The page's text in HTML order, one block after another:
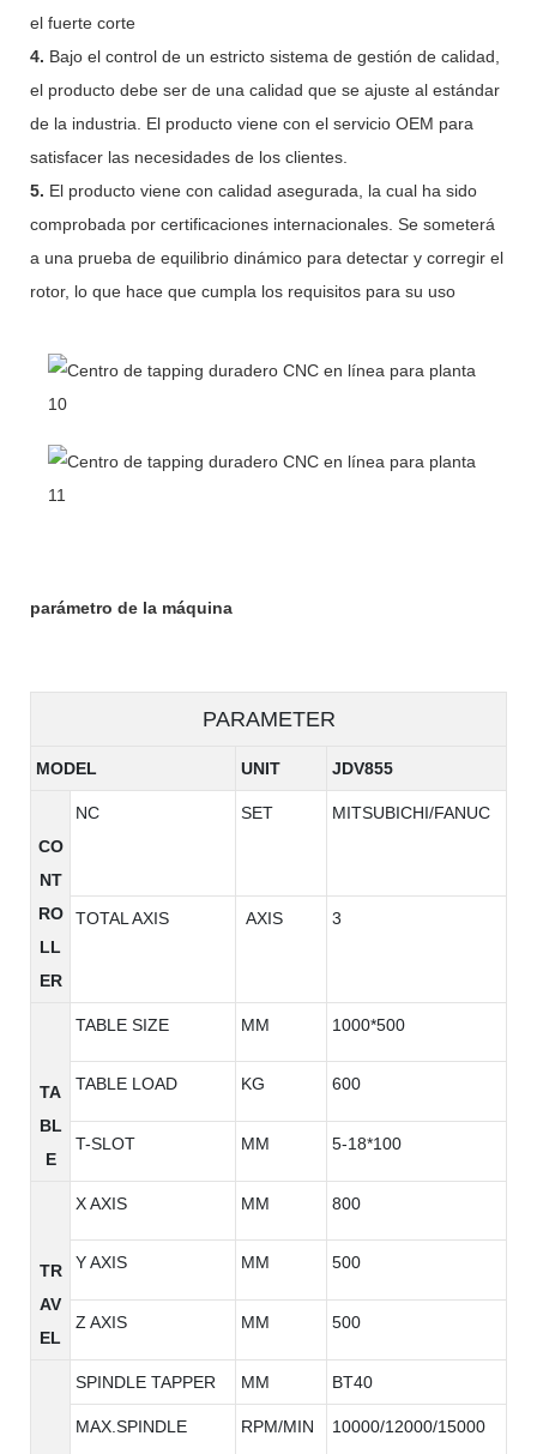
el fuerte corte
4. Bajo el control de un estricto sistema de gestión de calidad,
el producto debe ser de una calidad que se ajuste al estándar
de la industria. El producto viene con el servicio OEM para
satisfacer las necesidades de los clientes.
5. El producto viene con calidad asegurada, la cual ha sido
comprobada por certificaciones internacionales. Se someterá
a una prueba de equilibrio dinámico para detectar y corregir el
rotor, lo que hace que cumpla los requisitos para su uso
parámetro de la máquina
PARAMETER
MODEL UNIT JDV855
CO
NT
RO
LL
ER
NC SET MITSUBICHI/FANUC
TOTAL AXIS AXIS 3
TA
BL
E
TABLE SIZE MM 1000*500
TABLE LOAD KG 600
T-SLOT MM 5-18*100
TR
AV
EL
X AXIS MM 800
Y AXIS MM 500
Z AXIS MM 500
SPINDLE TAPPER MM BT40
MAX.SPINDLE
RPM/MIN 10000/12000/15000